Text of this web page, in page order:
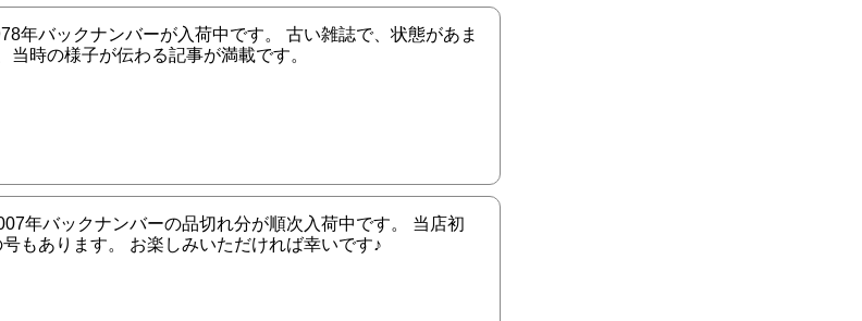
年バックナンバーが入荷中です。 古い雑誌で、状態があま
当時の様子が伝わる記事が満載です。
年バックナンバーの品切れ分が順次入荷中です。 当店初
もあります。 お楽しみいただければ幸いです♪